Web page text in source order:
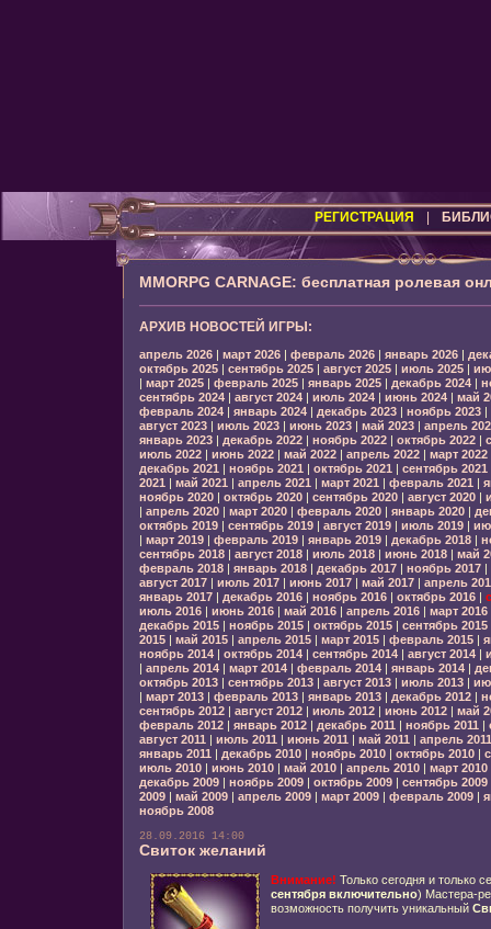
РЕГИСТРАЦИЯ
MMORPG CARNAGE: бесплатная ролевая
АРХИВ НОВОСТЕЙ ИГРЫ:
апрель 2026| март 2026| февраль 2026| январь 2026|
октябрь 2025| сентябрь 2025| август 2025| июль 2025|
| март 2025| февраль 2025| январь 2025| декабрь 2024|
сентябрь 2024| август 2024| июль 2024| июнь 2024| май
февраль 2024| январь 2024| декабрь 2023| ноябрь 2023|
август 2023| июль 2023| июнь 2023| май 2023| апрель
январь 2023| декабрь 2022| ноябрь 2022| октябрь 2022|
июль 2022| июнь 2022| май 2022| апрель 2022| март 2022
декабрь 2021 | ноябрь 2021 | октябрь 2021 | сентябрь 2021
2021 | май 2021 | апрель 2021 | март 2021 | февраль 2021 |
ноябрь 2020| октябрь 2020| сентябрь 2020| август 2020|
| апрель 2020| март 2020| февраль 2020| январь 2020|
октябрь 2019| сентябрь 2019| август 2019| июль 2019|
| март 2019| февраль 2019| январь 2019| декабрь 2018|
сентябрь 2018| август 2018| июль 2018| июнь 2018| май
февраль 2018| январь 2018| декабрь 2017| ноябрь 2017|
август 2017| июль 2017| июнь 2017| май 2017| апрель
январь 2017| декабрь 2016| ноябрь 2016| октябрь 2016|
июль 2016| июнь 2016| май 2016| апрель 2016| март 2016
декабрь 2015| ноябрь 2015| октябрь 2015| сентябрь 2015
2015| май 2015| апрель 2015| март 2015| февраль 2015|
ноябрь 2014| октябрь 2014| сентябрь 2014| август 2014|
| апрель 2014| март 2014| февраль 2014| январь 2014|
октябрь 2013| сентябрь 2013| август 2013| июль 2013|
| март 2013| февраль 2013| январь 2013| декабрь 2012|
сентябрь 2012| август 2012| июль 2012| июнь 2012| май
февраль 2012| январь 2012| декабрь 2011 | ноябрь 2011 |
август 2011 | июль 2011 | июнь 2011 | май 2011 | апрель 2011
январь 2011 | декабрь 2010| ноябрь 2010| октябрь 2010|
июль 2010| июнь 2010| май 2010| апрель 2010| март 2010
декабрь 2009| ноябрь 2009| октябрь 2009| сентябрь 2009
2009| май 2009| апрель 2009| март 2009| февраль 2009|
ноябрь 2008
28.09.2016 14:00
Свиток желаний
Внимание! Только сегодня и только
сентября включительно) Мастера-
возможность получить уникальный